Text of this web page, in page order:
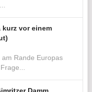
vor einem
Rande Europas